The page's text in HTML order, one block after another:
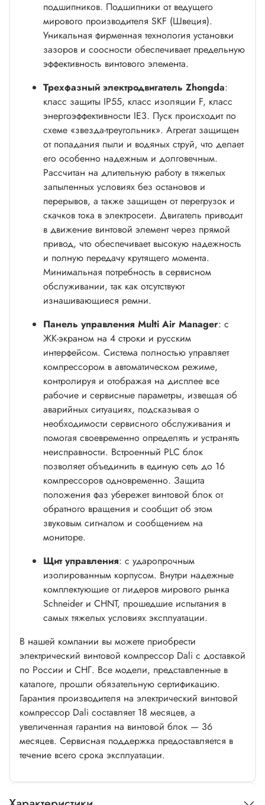
подшипников. Подшипники от ведущего
мирового производителя SKF (Швеция).
Уникальная фирменная технология установки
зазоров и соосности обеспечивает предельную
эффективность винтового элемента.
Трехфазный электродвигатель Zhongda:
класс защиты IP55, класс изоляции F, класс
энергоэффективности IE3. Пуск происходит по
схеме «звезда-треугольник». Агрегат защищен
от попадания пыли и водяных струй, что делает
его особенно надежным и долговечным.
Рассчитан на длительную работу в тяжелых
запыленных условиях без остановов и
перерывов, а также защищен от перегрузок и
скачков тока в электросети. Двигатель приводит
в движение винтовой элемент через прямой
привод, что обеспечивает высокую надежность
и полную передачу крутящего момента.
Минимальная потребность в сервисном
обслуживании, так как отсутствуют
изнашивающиеся ремни.
Панель управления Multi Air Manager: с
ЖК-экраном на 4 строки и русским
интерфейсом. Система полностью управляет
компрессором в автоматическом режиме,
контролируя и отображая на дисплее все
рабочие и сервисные параметры, извещая об
аварийных ситуациях, подсказывая о
необходимости сервисного обслуживания и
помогая своевременно определять и устранять
неисправности. Встроенный PLC блок
позволяет объединить в единую сеть до 16
компрессоров одновременно. Защита
положения фаз убережет винтовой блок от
обратного вращения и сообщит об этом
звуковым сигналом и сообщением на
мониторе.
Щит управления: с ударопрочным
изолированным корпусом. Внутри надежные
комплектующие от лидеров мирового рынка
Schneider и СHNT, прошедшие испытания в
самых тяжелых условиях эксплуатации.
В нашей компании вы можете приобрести
электрический винтовой компрессор Dali с доставкой
по России и СНГ. Все модели, представленные в
каталоге, прошли обязательную сертификацию.
Гарантия производителя на электрический винтовой
компрессор Dali составляет 18 месяцев, а
увеличенная гарантия на винтовой блок — 36
месяцев. Сервисная поддержка предоставляется в
течение всего срока эксплуатации.